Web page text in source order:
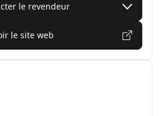
le revendeur
le site web